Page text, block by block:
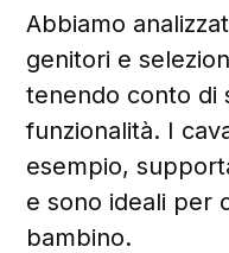
Abbiamo
genitori e
tenendo conto di
funzionalità. I
esempio,
e sono ideali per
bambino.